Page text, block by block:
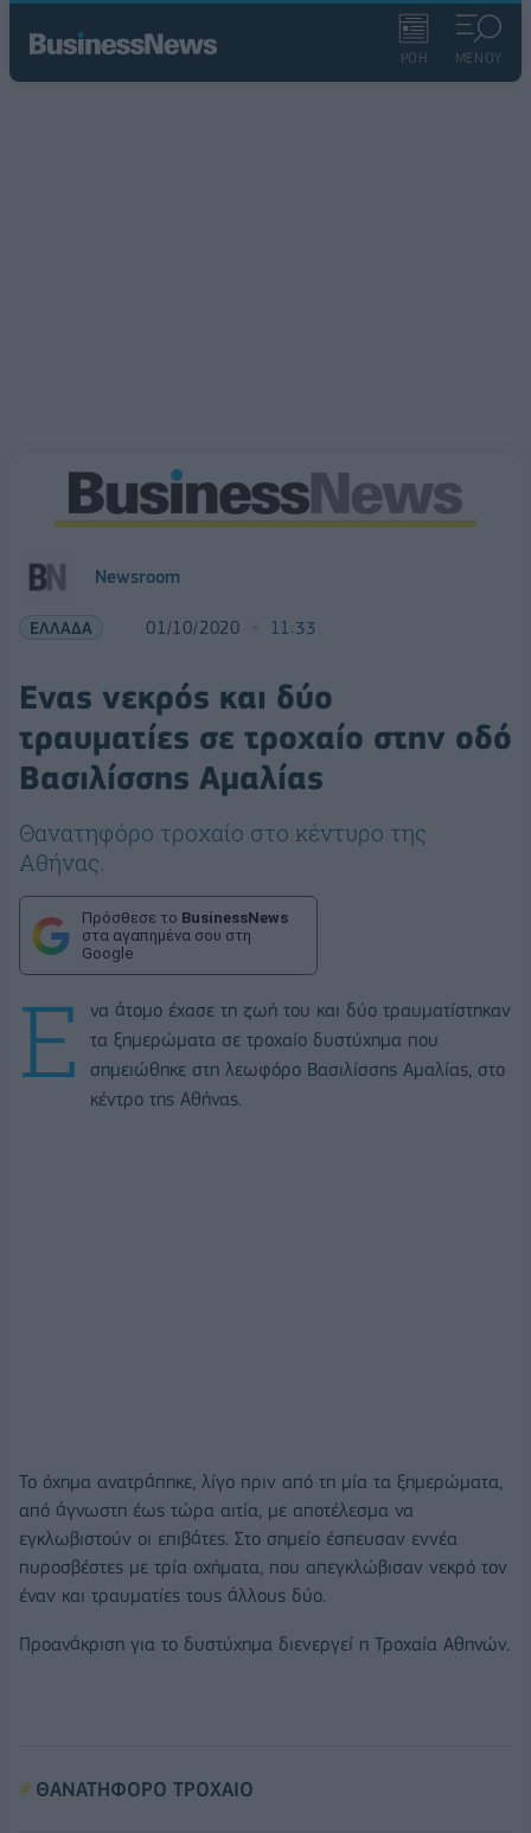
ΡΟΗ ΜΕΝΟΥ
Newsroom
ΕΛΛΑΔΑ 01/10/2020 11:33
Ενας νεκρός και δύο
τραυματίες σε τροχαίο στην οδό
Βασιλίσσης Αμαλίας
Θανατηφόρο τροχαίο στο κέντυρο της
Αθήνας.
Πρόσθεσε το BusinessNews
στα αγαπημένα σου στη
Google
Ε
να άτομο έχασε τη ζωή του και δύο τραυματίστηκαν
τα ξημερώματα σε τροχαίο δυστύχημα που
σημειώθηκε στη λεωφόρο Βασιλίσσης Αμαλίας, στο
κέντρο της Αθήνας.
Το όχημα ανατράπηκε, λίγο πριν από τη μία τα ξημερώματα,
από άγνωστη έως τώρα αιτία, με αποτέλεσμα να
εγκλωβιστούν οι επιβάτες. Στο σημείο έσπευσαν εννέα
πυροσβέστες με τρία οχήματα, που απεγκλώβισαν νεκρό τον
έναν και τραυματίες τους άλλους δύο.
Προανάκριση για το δυστύχημα διενεργεί η Τροχαία Αθηνών.
ΘΑΝΑΤΗΦΟΡΟ ΤΡΟΧΑΙΟ